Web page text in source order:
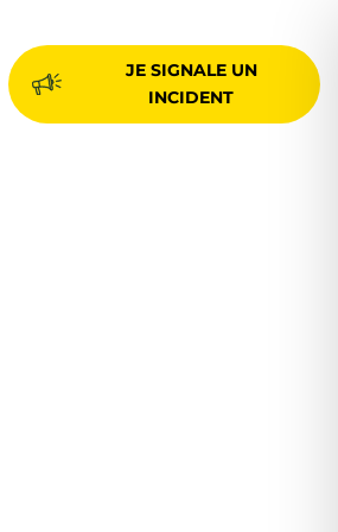
JE SIGNALE UN
INCIDENT